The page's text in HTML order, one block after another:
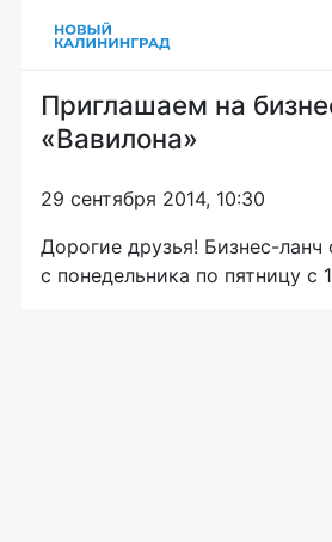
Приглашаем на
«Вавилона»
29 сентября 2014, 10:30
Дорогие друзья! Бизнес-ланч
с понедельника по пятницу с